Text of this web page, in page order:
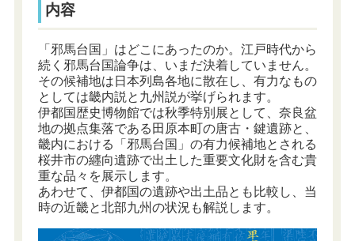
内容
「邪馬台国」はどこにあったのか。江戸時代から
続く邪馬台国論争は、いまだ決着していません。
その候補地は日本列島各地に散在し、有力なもの
としては畿内説と九州説が挙げられます。
伊都国歴史博物館では秋季特別展として、奈良盆
地の拠点集落である田原本町の唐古・鍵遺跡と、
畿内における「邪馬台国」の有力候補地とされる
桜井市の纒向遺跡で出土した重要文化財を含む貴
重な品々を展示します。
あわせて、伊都国の遺跡や出土品とも比較し、当
時の近畿と北部九州の状況も解説します。